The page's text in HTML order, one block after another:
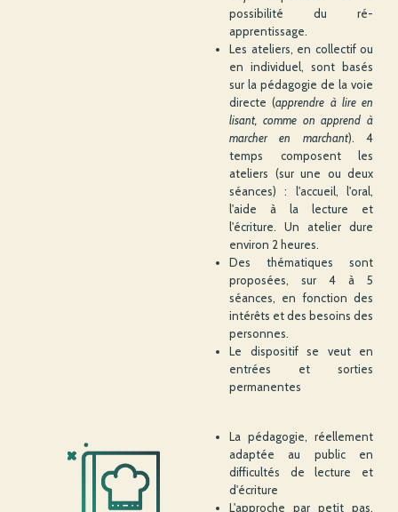
possibilité du ré-
apprentissage.
Les ateliers, en collectif ou
en individuel, sont basés
sur la pédagogie de la voie
directe (apprendre à lire en
lisant, comme on apprend à
marcher en marchant). 4
temps composent les
ateliers (sur une ou deux
séances) : l'accueil, l'oral,
l'aide à la lecture et
l'écriture. Un atelier dure
environ 2 heures.
Des thématiques sont
proposées, sur 4 à 5
séances, en fonction des
intérêts et des besoins des
personnes.
Le dispositif se veut en
entrées et sorties
permanentes
La pédagogie, réellement
adaptée au public en
difficultés de lecture et
d'écriture
L'approche par petit pas,